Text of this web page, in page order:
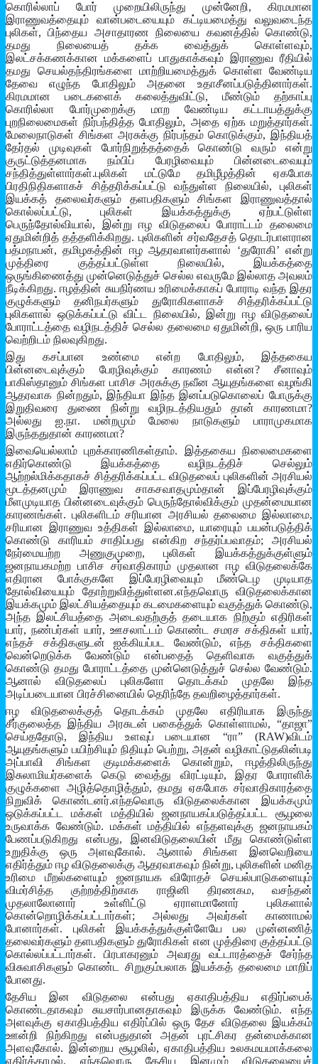
கொரில்லாப் போர் முறையிலிருந்து முன்னேறி, கிரமமான
இராணுவத்தையும் வான்படையையும் கட்டியமைத்து வலுவடைந்த
புலிகள், பிந்தைய அசாதாரண நிலையை கவனத்தில் கொண்டு,
தமது நிலையைத் தக்க வைத்துக் கொள்ளவும்,
இலட்சக்கணக்கான மக்களைப் பாதுகாக்கவும் இராணுவ ரீதியில்
தமது செயல்தந்திரங்களை மாற்றியமைத்துக் கொள்ள வேண்டிய
தேவை எழுந்த போதிலும் அதனை உதாசீனப்படுத்தினார்கள்.
கிரமமான படைகளைக் கலைத்துவிட்டு, மீண்டும் தற்காப்பு
கொரில்லா போர்முறைக்கு மாற வேண்டிய கட்டாயத்துக்கு
புறநிலைமைகள் நிர்பந்தித்த போதிலும், அதை ஏற்க மறுத்தார்கள்.
மேலைநாடுகள் சிங்கள அரசுக்கு நிர்பந்தம் கொடுக்கும், இந்தியத்
தேர்தல் முடிவுகள் போர்நிறுத்தத்தைக் கொண்டு வரும் என்று
குருட்டுத்தனமாக நம்பிப் பேரழிவையும் பின்னடைவையும்
சந்தித்துள்ளார்கள்.புலிகள் மட்டுமே தமிழீழத்தின் ஏகபோக
பிரதிநிதிகளாகச் சித்தரிக்கப்பட்டு வந்துள்ள நிலையில், புலிகள்
இயக்கத் தலைவர்களும் தளபதிகளும் சிங்கள இராணுவத்தால்
கொல்லப்பட்டு, புலிகள் இயக்கத்துக்கு ஏற்பட்டுள்ள
பெருந்தோல்வியால், இன்று ஈழ விடுதலைப் போராட்டம் தலைமை
ஏதுமின்றித் தத்தளிக்கிறது. புலிகளின் சர்வதேசத் தொடர்பாளரான
பத்மநாபன், தமிழகத்தின் ஈழ ஆதரவாளர்களால் ‘துரோகி’ என்று
முத்திரை குத்தப்பட்டுள்ள நிலையில், இயக்கத்தை
ஒருங்கிணைத்து முன்னெடுத்துச் செல்ல எவருமே இல்லாத அவலம்
நீடிக்கிறது. ஈழத்தின் சுயநிர்ணய உரிமைக்காகப் போராடி வந்த இதர
குழுக்களும் தனிநபர்களும் துரோகிகளாகச் சித்தரிக்கப்பட்டு
புலிகளால் ஒடுக்கப்பட்டு விட்ட நிலையில், இன்று ஈழ விடுதலைப்
போராட்டத்தை வழிநடத்திச் செல்ல தலைமை ஏதுமின்றி, ஒரு பாரிய
வெற்றிடம் நிலவுகிறது.
இது கசப்பான உண்மை என்ற போதிலும், இத்தகைய
பின்னடைவுக்கும் பேரழிவுக்கும் காரணம் என்ன? சீனாவும்
பாகிஸ்தானும் சிங்கள பாசிச அரசுக்கு நவீன ஆயுதங்களை வழங்கி
ஆதரவாக நின்றதும், இந்தியா இந்த இனப்படுகொலைப் போருக்கு
இறுதிவரை துணை நின்று வழிநடத்தியதும் தான் காரணமா?
அல்லது ஐ.நா. மன்றமும் மேலை நாடுகளும் பாராமுகமாக
இருந்ததுதான் காரணமா?
இவையெல்லாம் புறக்காரணிகள்தாம். இத்தகைய நிலைமைகளை
எதிர்கொண்டு இயக்கத்தை வழிநடத்திச் செல்லும்
ஆற்றல்மிக்கதாகச் சித்தரிக்கப்பட்ட விடுதலைப் புலிகளின் அரசியல்
மூடத்தனமும் இராணுவ சாகசவாதமும்தான் இப்பேரழிவுக்கும்
மீளமுடியாத பின்னடைவுக்கும் பெருந்தோல்விக்கும் முதன்மையான
காரணங்கள். புலிகளிடம் சரியான அரசியல் தலைமை இல்லாமை,
சரியான இராணுவ உத்திகள் இல்லாமை, யாரையும் பயன்படுத்திக்
கொண்டு காரியம் சாதிப்பது என்கிற சந்தர்ப்பவாதம்; அரசியல்
நேர்மையற்ற அணுகுமுறை, புலிகள் இயக்கத்துக்குள்ளும்
ஜனநாயகமற்ற பாசிச சர்வாதிகாரம் முதலான ஈழ விடுதலைக்கே
எதிரான போக்குகளே இப்பேரழிவையும் மீண்டெழ முடியாத
தோல்வியையும் தோற்றுவித்துள்ளன.எந்தவொரு விடுதலைக்கான
இயக்கமும் இலட்சியத்தையும் கடமைகளையும் வகுத்துக் கொண்டு,
அந்த இலட்சியத்தை அடைவதற்குத் தடையாக நிற்கும் எதிரிகள்
யார், நண்பர்கள் யார், ஊசலாட்டம் கொண்ட சமரச சக்திகள் யார்,
எந்தச் சக்திகளுடன் ஐக்கியப்பட வேண்டும், எந்த சக்திகளை
வென்றெடுக்க வேண்டும் என்பதைத் தெளிவாக வகுத்துக்
கொண்டு தமது போராட்டத்தை முன்னெடுத்துச் செல்ல வேண்டும்.
ஆனால் விடுதலைப் புலிகளோ தொடக்கம் முதலே இந்த
அடிப்படையான பிரச்சினையில் தெரிந்தே தவறிழைத்தார்கள்.
ஈழ விடுதலைக்குத் தொடக்கம் முதலே எதிரியாக இருந்து
சீர்குலைத்த இந்திய அரசுடன் பகைத்துக் கொள்ளாமல், “தாஜா”
செய்ததோடு, இந்திய உளவுப் படையான “ரா” (RAW)விடம்
ஆயுதங்களும் பயிற்சியும் நிதியும் பெற்று, அதன் வழிகாட்டுதலின்படி
அப்பாவி சிங்கள குடிமக்களைக் கொன்றும், ஈழத்திலிருந்து
இசுலாமியர்களைக் கெடு வைத்து விரட்டியும், இதர போராளிக்
குழுக்களை அழித்தொழித்தும், தமது ஏகபோக சர்வாதிகாரத்தை
நிறுவிக் கொண்டனர்.எந்தவொரு விடுதலைக்கான இயக்கமும்
ஒடுக்கப்பட்ட மக்கள் மத்தியில் ஜனநாயகப்படுத்தப்பட்ட சூழலை
உருவாக்க வேண்டும். மக்கள் மத்தியில் எந்தளவுக்கு ஜனநாயகம்
பேணப்படுகிறது என்பது, இனவிடுதலையின் மீது கொண்டுள்ள
உறுதிக்கு ஒரு அளவுகோல். ஆனால் சிங்கள இனவெறியை
எதிர்த்தும் ஈழ விடுதலைக்கு ஆதரவாகவும் நின்று, புலிகளின் மனித
உரிமை மீறல்களையும் ஜனநாயக விரோதச் செயல்பாடுகளையும்
விமர்சித்த குற்றத்திற்காக ராஜினி திரணகம, வசந்தன்
முதலாலோனார் உள்ளிட்டு ஏராளமானோர் புலிகளால்
கொன்றொழிக்கப்பட்டார்கள்; அல்லது அவர்கள் காணாமல்
போனார்கள். புலிகள் இயக்கத்துக்குள்ளேயே பல முன்னணித்
தலைவர்களும் தளபதிகளும் துரோகிகள் என முத்திரை குத்தப்பட்டு
கொல்லப்பட்டார்கள். பிரபாகரனும் அவரது வட்டாரத்தைச் சேர்ந்த
விசுவாசிகளும் கொண்ட சிறுகும்பலாக இயக்கத் தலைமை மாறிப்
போனது.
தேசிய இன விடுதலை என்பது ஏகாதிபத்திய எதிர்ப்பைக்
கொண்டதாகவும் சுயசார்பானதாகவும் இருக்க வேண்டும். எந்த
அளவுக்கு ஏகாதிபத்திய எதிர்ப்பில் ஒரு தேச விடுதலை இயக்கம்
ஊன்றி நிற்கிறது என்பதுதான் அதன் புரட்சிகர தன்மைக்கான
அளவுகோல். இன்றைய சூழலில், ஏகாதிபத்திய உலகமயமாக்கலை
எதிர்க்காமல், எந்தவொரு தேசிய இனமும் விடுதலையைச்